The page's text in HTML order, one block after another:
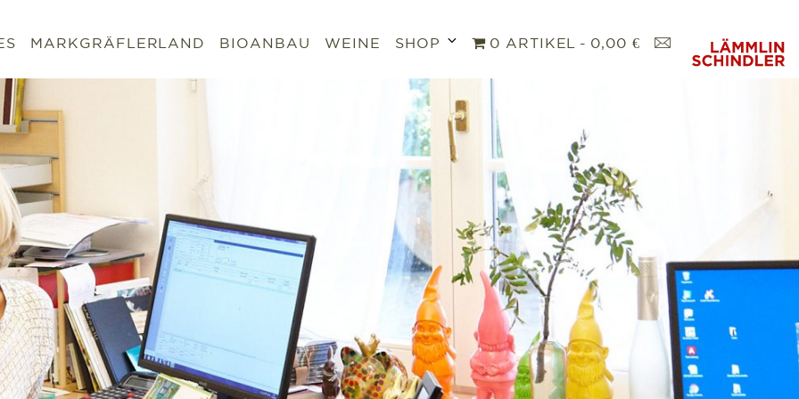
MARKGRÄFLERLAND BIOANBAU WEINE SHOP
Untermenü
öffnen
0 ARTIKEL 0,00 €
K